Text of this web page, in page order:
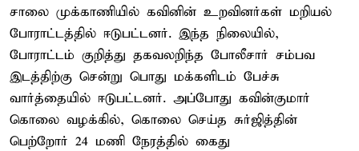
சாலை முக்காணியில் கவினின் உறவினர்கள் மறியல்
போராட்டத்தில் ஈடுபட்டனர். இந்த நிலையில்,
போராட்டம் குறித்து தகவலறிந்த போலீசார் சம்பவ
இடத்திற்கு சென்று பொது மக்களிடம் பேச்சு
வார்த்தையில் ஈடுபட்டனர். அப்போது கவின்குமார்
கொலை வழக்கில், கொலை செய்த சுர்ஜித்தின்
பெற்றோர் 24 மணி நேரத்தில் கைது